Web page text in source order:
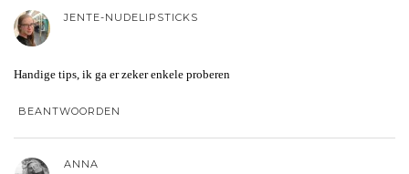
JENTE-NUDELIPSTICKS
Handige tips, ik ga er zeker enkele proberen
BEANTWOORDEN
ANNA